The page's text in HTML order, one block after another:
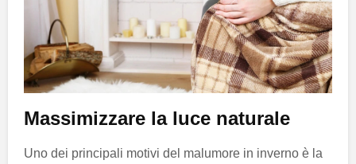
Massimizzare la luce naturale
Uno dei principali motivi del malumore in inverno è la